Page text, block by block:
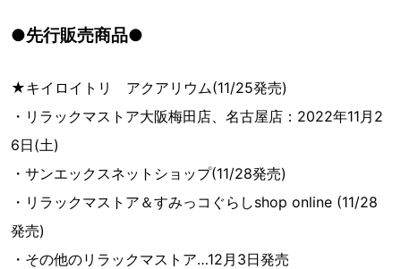
●先行販売商品●
★キイロイトリ アクアリウム(11/25発売)
・リラックマストア大阪梅田店、名古屋店：2022年11月2
6日(土)
・サンエックスネットショップ(11/28発売)
・リラックマストア＆すみっコぐらしshop online (11/28
発売)
・その他のリラックマストア…12月3日発売